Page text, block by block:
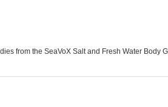
from the SeaVoX Salt and Fresh Water Body